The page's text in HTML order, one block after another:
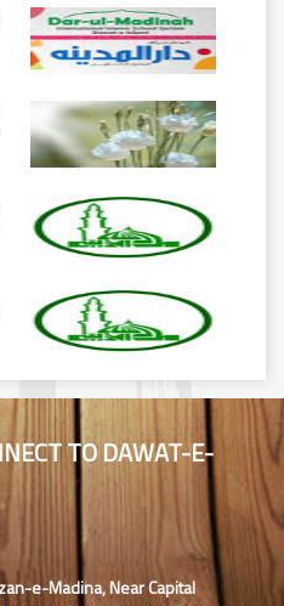
TO DAWAT-E-
e-Madina, Near Capital